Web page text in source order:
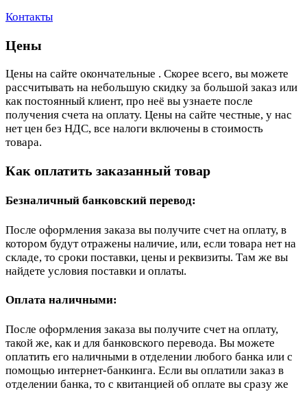
Контакты
Цены
Цены на сайте окончательные . Скорее всего, вы можете
рассчитывать на небольшую скидку за большой заказ или
как постоянный клиент, про неё вы узнаете после
получения счета на оплату. Цены на сайте честные, у нас
нет цен без НДС, все налоги включены в стоимость
товара.
Как оплатить заказанный товар
Безналичный банковский перевод:
После оформления заказа вы получите счет на оплату, в
котором будут отражены наличие, или, если товара нет на
складе, то сроки поставки, цены и реквизиты. Там же вы
найдете условия поставки и оплаты.
Оплата наличными:
После оформления заказа вы получите счет на оплату,
такой же, как и для банковского перевода. Вы можете
оплатить его наличными в отделении любого банка или с
помощью интернет-банкинга. Если вы оплатили заказ в
отделении банка, то с квитанцией об оплате вы сразу же